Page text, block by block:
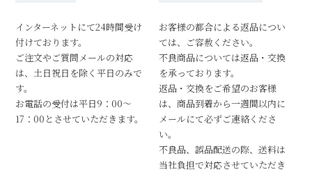
インターネットにて24時間受け
付けております。
ご注文やご質問メールの対応
は、土日祝日を除く平日のみで
す。
お電話の受付は平日9：00～
17：00とさせていただきます。
お客様の都合による返品につい
ては、ご容赦ください。
不良商品については返品・交換
を承っております。
返品・交換をご希望のお客様
は、商品到着から一週間以内に
メールにて必ずご連絡くださ
い。
不良品、誤品配送の際、送料は
当社負担で対応させていただき